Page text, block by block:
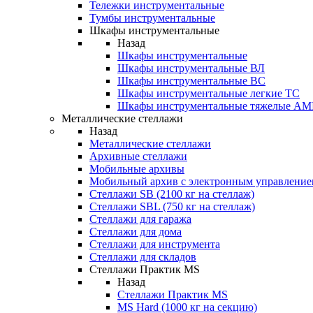
Тележки инструментальные
Тумбы инструментальные
Шкафы инструментальные
Назад
Шкафы инструментальные
Шкафы инструментальные ВЛ
Шкафы инструментальные ВС
Шкафы инструментальные легкие ТС
Шкафы инструментальные тяжелые
Металлические стеллажи
Назад
Металлические стеллажи
Архивные стеллажи
Мобильные архивы
Мобильный архив с электронным
Стеллажи SB (2100 кг на стеллаж)
Стеллажи SBL (750 кг на стеллаж)
Стеллажи для гаража
Стеллажи для дома
Стеллажи для инструмента
Стеллажи для складов
Стеллажи Практик MS
Назад
Стеллажи Практик MS
MS Hard (1000 кг на секцию)